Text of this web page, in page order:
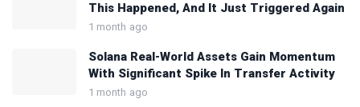
This Happened, And It Just Triggered Again
1 month ago
Solana Real-World Assets Gain Momentum
With Significant Spike In Transfer Activity
1 month ago